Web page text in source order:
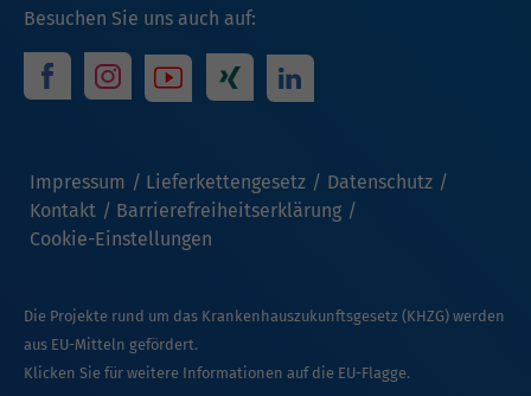
Besuchen Sie uns auch auf:
Impressum Lieferkettengesetz
Datenschutz
Kontakt
Barrierefreiheitserklärung
Cookie-Einstellungen
Die Projekte rund um das Krankenhauszukunftsgesetz (KHZG) werden
aus EU-Mitteln gefördert.
Klicken Sie für weitere Informationen auf die EU-Flagge.